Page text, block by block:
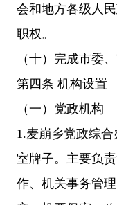
会和地方各级人
职权。
（十）完成市委
第四条 机构设置
（一）党政机构
1.麦崩乡党政综
室牌子。主要负
作、机关事务管